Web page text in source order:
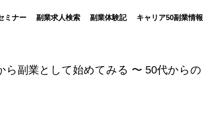
ミナー 副業求人検索 副業体験記 キャリア50副業情報
副業として始めてみる 〜 50代からの